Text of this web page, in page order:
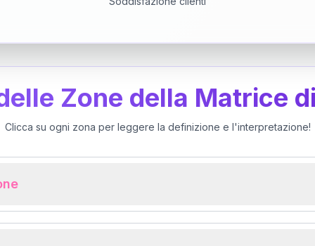
Zone della Matrice
Clicca su ogni zona per leggere la definizione e l'interpretazione!